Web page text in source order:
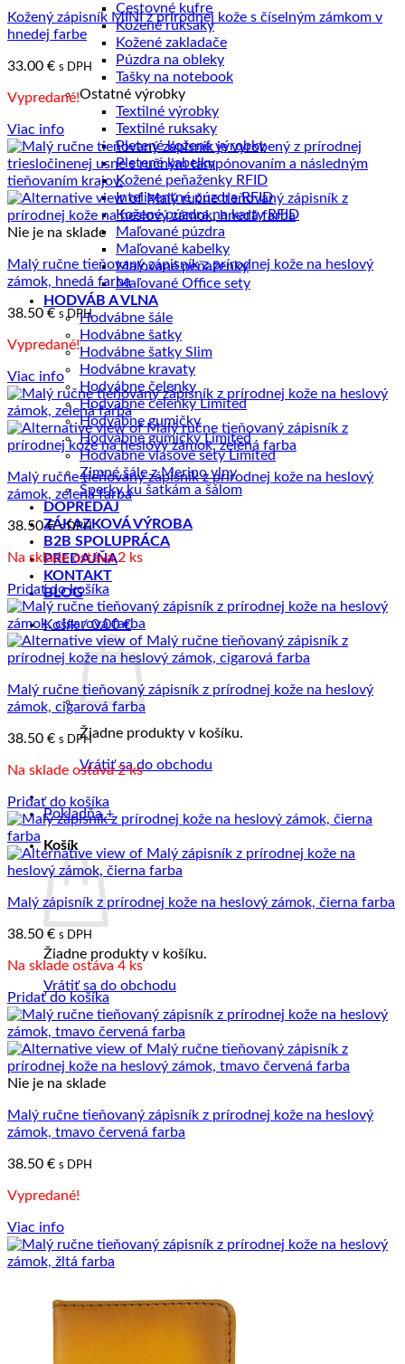
Cestovné kufre
Kožené ruksaky
Kožené zakladače
Púzdra na obleky
Tašky na notebook
Ostatné výrobky
Textilné výrobky
Textilné ruksaky
Pletené kožené výrobky
Pletené kabelky
Kožené peňaženky RFID
Inteligentné púzdra RFID
Kožené púzdra na karty RFID
Maľované púzdra
Maľované kabelky
Maľované peňaženky
Maľované Office sety
HODVÁB A VLNA
Hodvábne šále
Hodvábne šatky
Hodvábne šatky Slim
Hodvábne kravaty
Hodvábne čelenky
Hodvábne čelenky Limited
Hodvábne gumičky
Hodvábne gumičky Limited
Hodvábne vlasové sety Limited
Zimné šále z Merino vlny
Šperky ku šatkám a šálom
DOPREDAJ
ZÁKAZKOVÁ VÝROBA
B2B SPOLUPRÁCA
PREDAJŇA
KONTAKT
BLOG
Košík /0.00€
Žiadne produkty v košíku.
Vrátiť sa do obchodu
Pokladňa +
Košík
Žiadne produkty v košíku.
Vrátiť sa do obchodu
Kožený zápisník MINI z prírodnej kože s číselným zámkom v
hnedej farbe
33.00 € s DPH
Vypredané!
Viac info
Nie je na sklade
Malý ručne tieňovaný zápisník z prírodnej kože na heslový
zámok, hnedá farba
38.50 € s DPH
Vypredané!
Viac info
Malý ručne tieňovaný zápisník z prírodnej kože na heslový
zámok, zelená farba
38.50€ s DPH
Na sklade ostáva 2 ks
Pridať do košíka
Malý ručne tieňovaný zápisník z prírodnej kože na heslový
zámok, cigarová farba
38.50 € s DPH
Na sklade ostáva 2 ks
Pridať do košíka
Malý zápisník z prírodnej kože na heslový zámok, čierna farba
38.50 € s DPH
Na sklade ostáva 4 ks
Pridať do košíka
Nie je na sklade
Malý ručne tieňovaný zápisník z prírodnej kože na heslový
zámok, tmavo červená farba
38.50 € s DPH
Vypredané!
Viac info